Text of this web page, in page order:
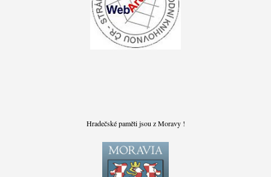
Hradečské paměti jsou z Moravy !